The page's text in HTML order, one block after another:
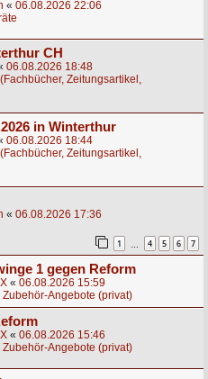
« 06.08.2026 22:06
CH
06.08.2026 18:48
Zeitungsartikel,
in Winterthur
06.08.2026 18:44
Zeitungsartikel,
« 06.08.2026 17:36
1 4 5 6 7
1 gegen Reform
« 06.08.2026 15:59
Angebote (privat)
« 06.08.2026 15:46
Angebote (privat)